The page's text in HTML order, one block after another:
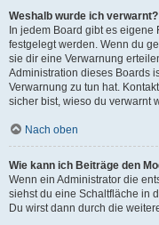
Weshalb wurde ich verwarnt?
In jedem Board gibt es
festgelegt werden. Wenn du
sie dir eine Verwarnung
Administration dieses Boards
Verwarnung zu tun hat.
sicher bist, wieso du verwarnt
Nach oben
Wie kann ich Beiträge den
Wenn ein Administrator die
siehst du eine Schaltfläche in
Du wirst dann durch die